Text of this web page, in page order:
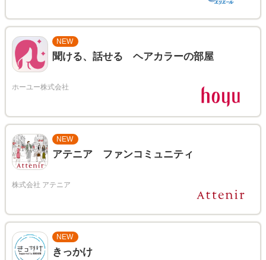
NEW
聞ける、話せる ヘアカラーの部屋
NEW
アテニア ファンコミュニティ
NEW
きっかけ